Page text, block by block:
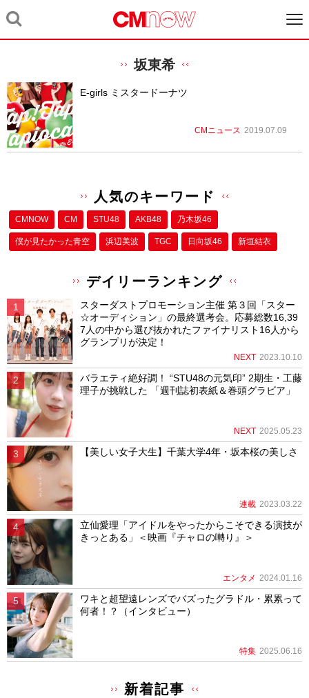
坂東希
E-girls ミスタードーナツ
CMニュース 2019.07.09
人気のキーワード
CMNOW CM STU48 AKB48 乃木坂46
僕が⾒たかった⻘空 浜辺美波 TGC 日向坂46 新垣結衣
デイリーランキング
スターダストプロモーション主催 第３回「スター
☆オーディション」の最終選考会。応募総数16,39
7人の中から選び抜かれたファイナリスト16人から
グランプリが決定！
NEXT 2023.10.10
バラエティ絶好調！ “STU48の元気印” 2期生・工藤
理子が挑戦した 「週刊誌初表紙＆巻頭グラビア」
NEXT 2025.05.23
【美しい女子大生】千葉大学4年・坂本桜の美しさ
連載 2023.03.22
立仙愛理「アイドルをやったからこそできる演技が
きっとある」＜映画『チャロの囀り』＞
エンタメ 2024.01.16
ワキと超望遠レンズでバズったグラドル・累累って
何者！？（インタビュー）
特集 2025.06.16
新着記事